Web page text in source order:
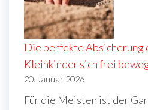
Die perfekte Absicherung
Kleinkinder sich frei
20. Januar 2026
Für die Meisten ist der